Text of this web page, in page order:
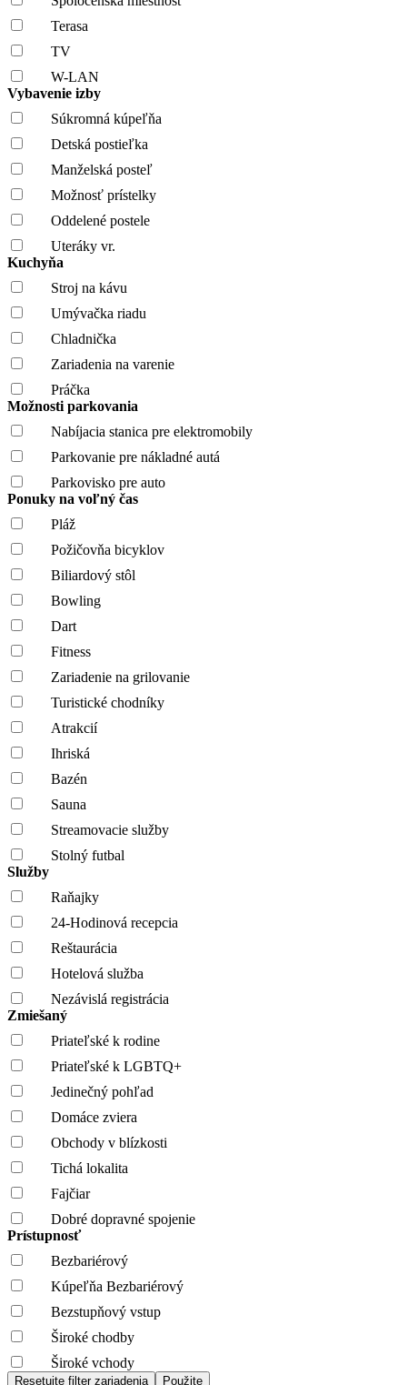
Terasa
TV
W-LAN
Vybavenie izby
Súkromná kúpeľňa
Detská postieľka
Manželská posteľ
Možnosť prístelky
Oddelené postele
Uteráky vr.
Kuchyňa
Stroj na kávu
Umývačka riadu
Chladnička
Zariadenia na varenie
Práčka
Možnosti parkovania
Nabíjacia stanica pre elektromobily
Parkovanie pre nákladné autá
Parkovisko pre auto
Ponuky na voľný čas
Pláž
Požičovňa bicyklov
Biliardový stôl
Bowling
Dart
Fitness
Zariadenie na grilovanie
Turistické chodníky
Atrakcií
Ihriská
Bazén
Sauna
Streamovacie služby
Stolný futbal
Služby
Raňajky
24-Hodinová recepcia
Reštaurácia
Hotelová služba
Nezávislá registrácia
Zmiešaný
Priateľské k rodine
Priateľské k LGBTQ+
Jedinečný pohľad
Domáce zviera
Obchody v blízkosti
Tichá lokalita
Fajčiar
Dobré dopravné spojenie
Prístupnosť
Bezbariérový
Kúpeľňa Bezbariérový
Bezstupňový vstup
Široké chodby
Široké vchody